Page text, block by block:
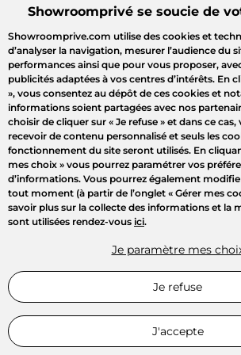
Showroomprivé se soucie de
Showroomprive.com utilise des cookies et
d’analyser la navigation, mesurer l’audience du
performances ainsi que pour vous proposer,
publicités adaptées à vos centres d’intérêts. En
», vous consentez au dépôt de ces cookies et
informations soient partagées avec nos
choisir de cliquer sur « Je refuse » et dans ce cas,
recevoir de contenu personnalisé et seuls les
fonctionnement du site seront utilisés. En
mes choix » vous pourrez paramétrer vos
d’informations. Vous pourrez également
tout moment (à partir de l’onglet « Gérer mes
savoir plus sur la collecte des informations et la
sont utilisées rendez-vous ici.
Je paramètre mes
Je refuse
J'accepte
Bienvenue
Connectez-vous pour
de toutes les ventes
Connexion